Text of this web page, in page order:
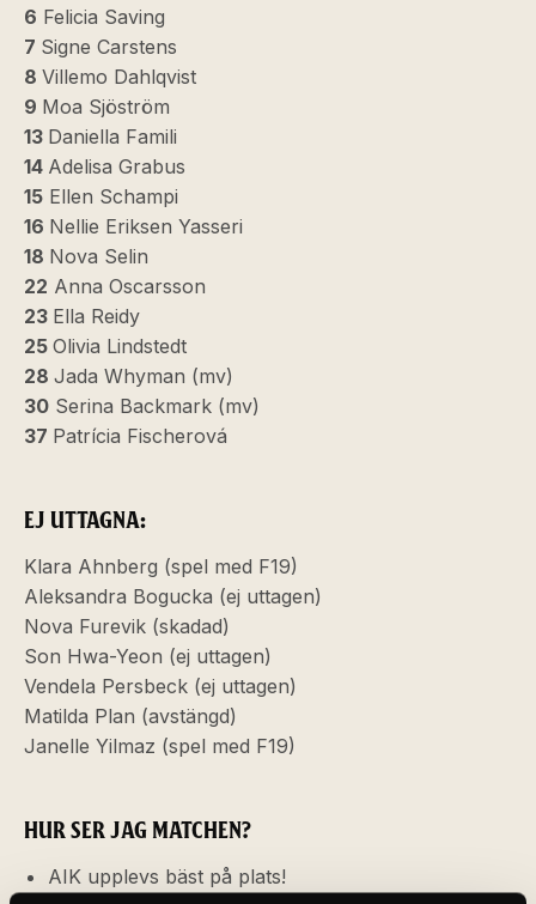
6 Felicia Saving
7 Signe Carstens
8 Villemo Dahlqvist
9 Moa Sjöström
13 Daniella Famili
14 Adelisa Grabus
15 Ellen Schampi
16 Nellie Eriksen Yasseri
18 Nova Selin
22 Anna Oscarsson
23 Ella Reidy
25 Olivia Lindstedt
28 Jada Whyman (mv)
30 Serina Backmark (mv)
37 Patrícia Fischerová
EJ UTTAGNA:
Klara Ahnberg (spel med F19)
Aleksandra Bogucka (ej uttagen)
Nova Furevik (skadad)
Son Hwa-Yeon (ej uttagen)
Vendela Persbeck (ej uttagen)
Matilda Plan (avstängd)
Janelle Yilmaz (spel med F19)
HUR SER JAG MATCHEN?
AIK upplevs bäst på plats!